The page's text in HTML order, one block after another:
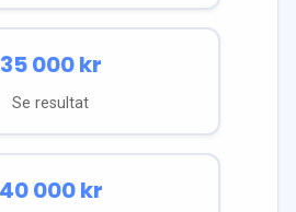
35 000kr
Se resultat
40 000kr